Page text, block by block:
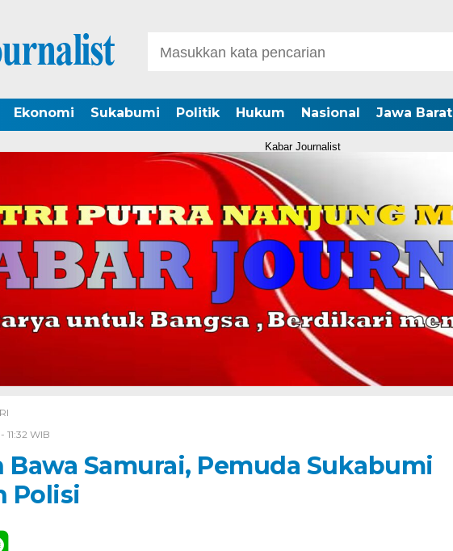
Ekonomi Sukabumi Politik Hukum Nasional Jawa Barat
Kabar Journalist
WIB
Bawa Samurai, Pemuda Sukabumi
Polisi